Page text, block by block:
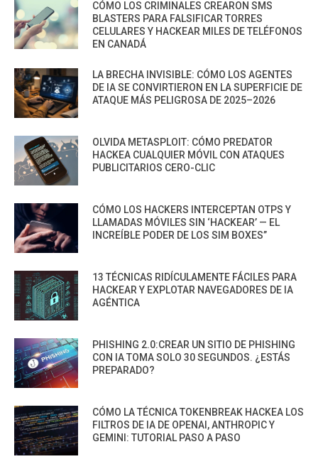
CÓMO LOS CRIMINALES CREARON SMS
BLASTERS PARA FALSIFICAR TORRES
CELULARES Y HACKEAR MILES DE TELÉFONOS
EN CANADÁ
LA BRECHA INVISIBLE: CÓMO LOS AGENTES
DE IA SE CONVIRTIERON EN LA SUPERFICIE DE
ATAQUE MÁS PELIGROSA DE 2025–2026
OLVIDA METASPLOIT: CÓMO PREDATOR
HACKEA CUALQUIER MÓVIL CON ATAQUES
PUBLICITARIOS CERO-CLIC
CÓMO LOS HACKERS INTERCEPTAN OTPS Y
LLAMADAS MÓVILES SIN ‘HACKEAR’ — EL
INCREÍBLE PODER DE LOS SIM BOXES”
13 TÉCNICAS RIDÍCULAMENTE FÁCILES PARA
HACKEAR Y EXPLOTAR NAVEGADORES DE IA
AGÉNTICA
PHISHING 2.0:CREAR UN SITIO DE PHISHING
CON IA TOMA SOLO 30 SEGUNDOS. ¿ESTÁS
PREPARADO?
CÓMO LA TÉCNICA TOKENBREAK HACKEA LOS
FILTROS DE IA DE OPENAI, ANTHROPIC Y
GEMINI: TUTORIAL PASO A PASO